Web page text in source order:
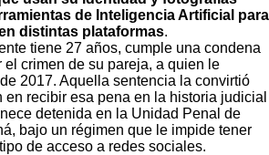
de Inteligencia Artificial para
distintas plataformas.
tiene 27 años, cumple una condena
crimen de su pareja, a quien le
2017. Aquella sentencia la convirtió
recibir esa pena en la historia judicial
detenida en la Unidad Penal de
bajo un régimen que le impide tener
de acceso a redes sociales.